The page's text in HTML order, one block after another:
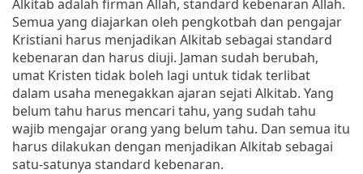
Alkitab adalah firman Allah, standard kebenaran Allah.
Semua yang diajarkan oleh pengkotbah dan pengajar
Kristiani harus menjadikan Alkitab sebagai standard
kebenaran dan harus diuji. Jaman sudah berubah,
umat Kristen tidak boleh lagi untuk tidak terlibat
dalam usaha menegakkan ajaran sejati Alkitab. Yang
belum tahu harus mencari tahu, yang sudah tahu
wajib mengajar orang yang belum tahu. Dan semua itu
harus dilakukan dengan menjadikan Alkitab sebagai
satu-satunya standard kebenaran.